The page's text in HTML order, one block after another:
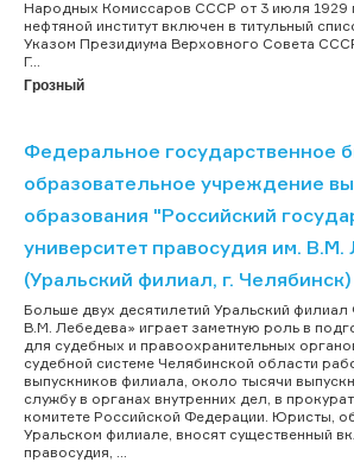
Народных Комиссаров СССР от 3 июля 1929
нефтяной институт включен в титульный
Указом Президиума Верховного Совета
Г...
Грозный
Федеральное государственное
образовательное учреждение
образования "Российский
университет правосудия им.
(Уральский филиал, г. Челябинск)
Больше двух десятилетий Уральский
В.М. Лебедева» играет заметную роль в
для судебных и правоохранительных
судебной системе Челябинской области
выпускников филиала, около тысячи
службу в органах внутренних дел, в
комитете Российской Федерации. Юристы,
Уральском филиале, вносят существенный
правосудия, ...